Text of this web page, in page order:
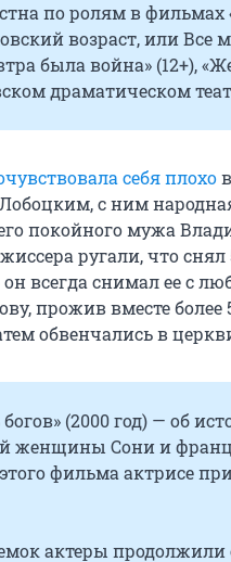
по ролям в фильмах
возраст, или
была война» (12+),
драматическом
себя плохо
с ним
покойного мужа
ругали, что
всегда снимал ее с
прожив вместе
обвенчались в
богов» (2000 год) — об
женщины Сони и
фильма актрисе
актеры